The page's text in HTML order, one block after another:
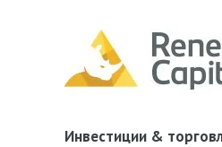
Инвестиции &